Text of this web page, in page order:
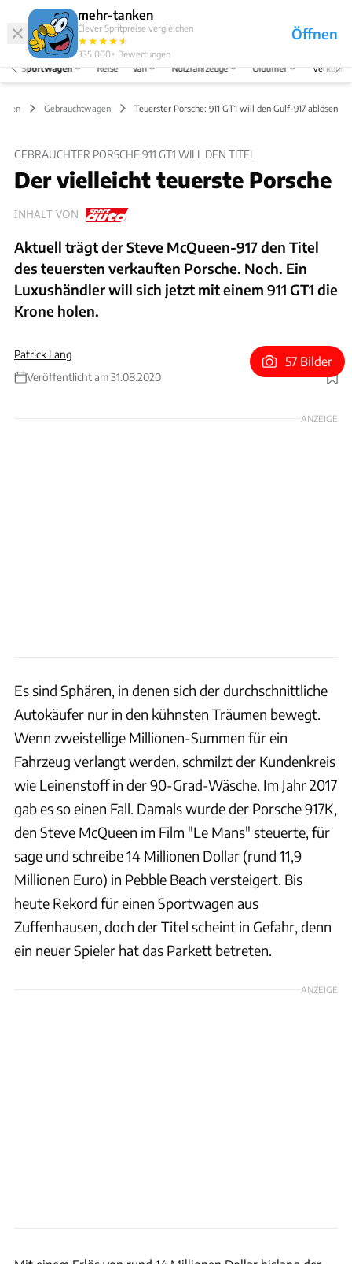
mehr-tanken
Clever Spritpreise vergleichen
★★★★★
★
335.000+ Bewertungen
Öffnen
Abo
Menü
Sportwagen Reise Van Nutzfahrzeuge Oldtimer Verkehr
Gebrauchtwagen Teuerster Porsche: 911 GT1 will den Gulf-917 ablösen
GEBRAUCHTER PORSCHE 911 GT1 WILL DEN TITEL
Der vielleicht teuerste Porsche
INHALT VON
Aktuell trägt der Steve McQueen-917 den Titel
des teuersten verkauften Porsche. Noch. Ein
Luxushändler will sich jetzt mit einem 911 GT1 die
Krone holen.
Patrick Lang
Veröffentlicht am 31.08.2020
Foto: Hersteller / Patrick Lang
57 Bilder
ANZEIGE
Es sind Sphären, in denen sich der durchschnittliche
Autokäufer nur in den kühnsten Träumen bewegt.
Wenn zweistellige Millionen-Summen für ein
Fahrzeug verlangt werden, schmilzt der Kundenkreis
wie Leinenstoff in der 90-Grad-Wäsche. Im Jahr 2017
gab es so einen Fall. Damals wurde der Porsche 917K,
den Steve McQueen im Film "Le Mans" steuerte, für
sage und schreibe 14 Millionen Dollar (rund 11,9
Millionen Euro) in Pebble Beach versteigert. Bis
heute Rekord für einen Sportwagen aus
Zuffenhausen, doch der Titel scheint in Gefahr, denn
ein neuer Spieler hat das Parkett betreten.
ANZEIGE